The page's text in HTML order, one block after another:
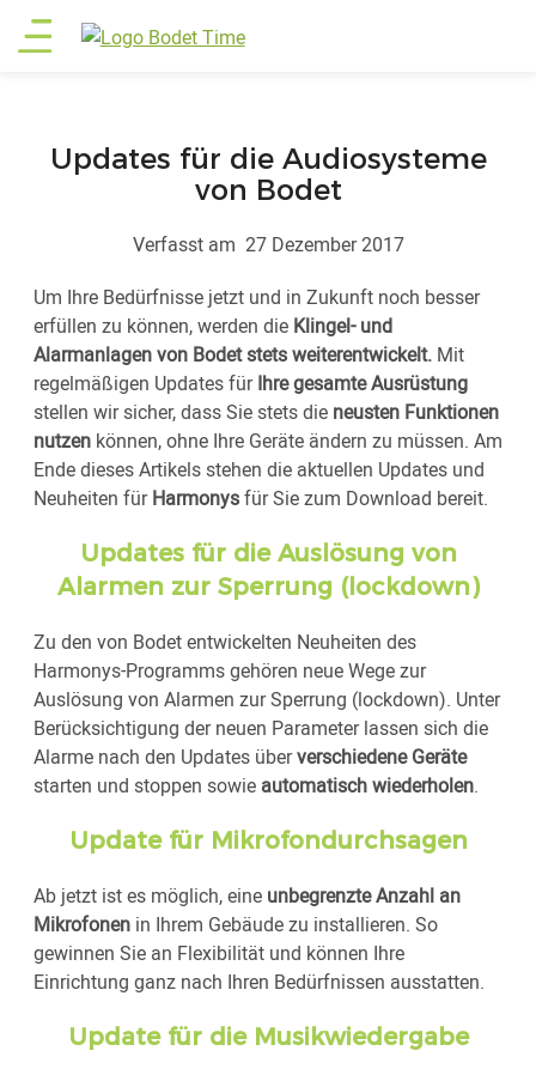
Direkt
zumMain
Updates für die Audiosysteme
von Bodet
Verfasst am 27 Dezember 2017
Um Ihre Bedürfnisse jetzt und in Zukunft noch besser
erfüllen zu können, werden die Klingel- und
Alarmanlagen von Bodet stets weiterentwickelt. Mit
regelmäßigen Updates fürIhre gesamte Ausrüstung
stellen wir sicher, dass Sie stets die neusten Funktionen
nutzen können, ohne Ihre Geräte ändern zu müssen. Am
Ende dieses Artikels stehen die aktuellen Updates und
Neuheiten fürHarmonysfür Sie zum Download bereit.
Updates für die Auslösung von
Alarmen zur Sperrung (lockdown)
Zu den von Bodet entwickelten Neuheiten des
Harmonys-Programms gehören neue Wege zur
Auslösung von Alarmen zur Sperrung (lockdown). Unter
Berücksichtigung der neuen Parameter lassen sich die
Alarme nach den Updates überverschiedene Geräte
starten und stoppen sowie automatisch wiederholen.
Update für Mikrofondurchsagen
Ab jetzt ist es möglich, eine unbegrenzte Anzahl an
Mikrofonen in Ihrem Gebäude zu installieren. So
gewinnen Sie an Flexibilität und können Ihre
Einrichtung ganz nach Ihren Bedürfnissen ausstatten.
Update für die Musikwiedergabe